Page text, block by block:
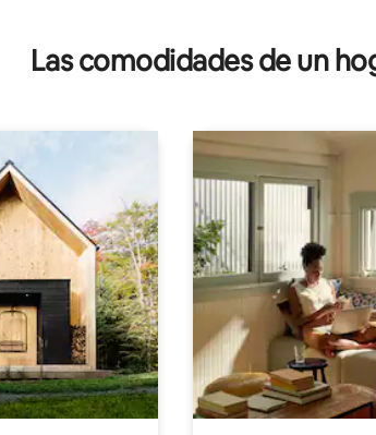
Las comodidades de un